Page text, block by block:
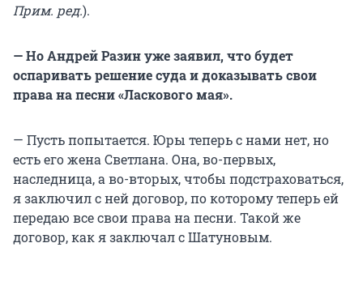
Прим. ред.).
— Но Андрей Разин уже заявил, что будет
оспаривать решение суда и доказывать свои
права на песни «Ласкового мая».
— Пусть попытается. Юры теперь с нами нет, но
есть его жена Светлана. Она, во-первых,
наследница, а во-вторых, чтобы подстраховаться,
я заключил с ней договор, по которому теперь ей
передаю все свои права на песни. Такой же
договор, как я заключал с Шатуновым.